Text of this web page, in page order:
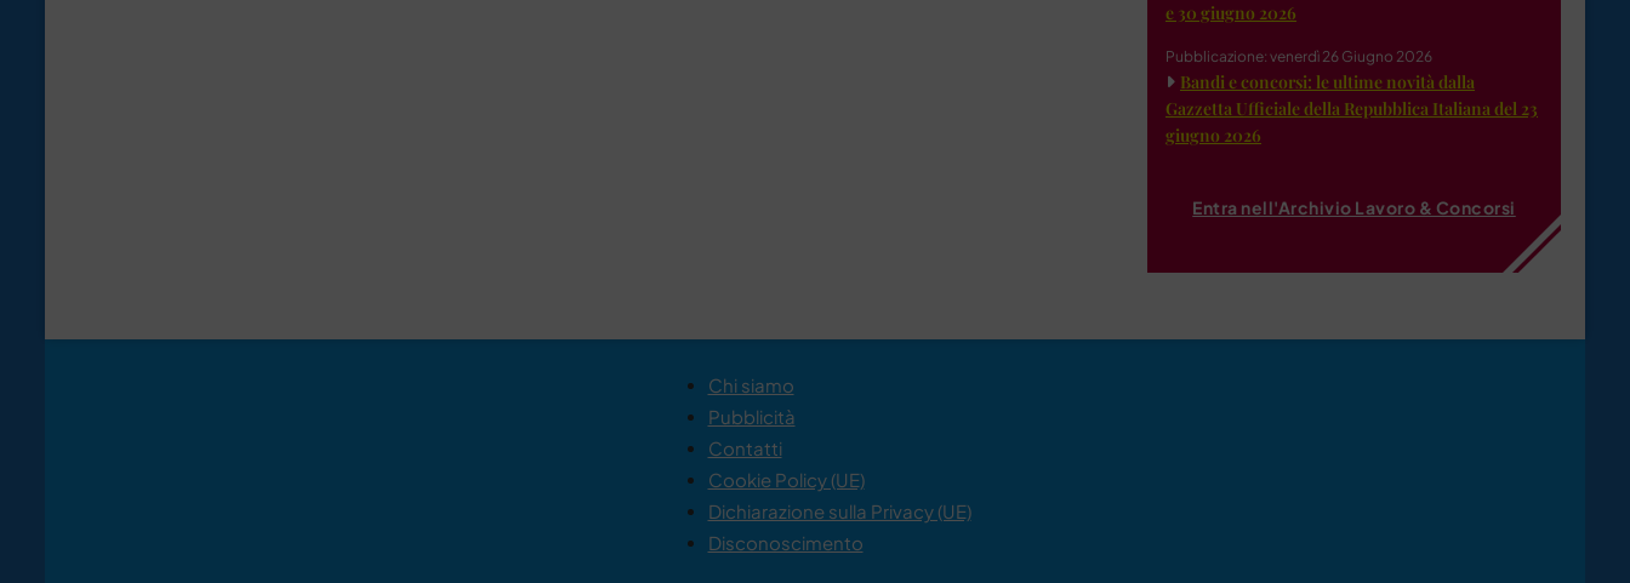
e 30 giugno 2026
Pubblicazione: venerdì 26 Giugno 2026
Bandi e concorsi: le ultime novità dalla
Gazzetta Ufficiale della Repubblica Italiana del 23
giugno 2026
Entra nell'Archivio Lavoro & Concorsi
Chi siamo
Pubblicità
Contatti
Cookie Policy (UE)
Dichiarazione sulla Privacy (UE)
Disconoscimento